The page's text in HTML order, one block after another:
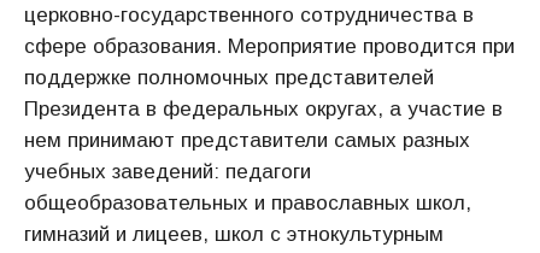
церковно-государственного сотрудничества в
сфере образования. Мероприятие проводится при
поддержке полномочных представителей
Президента в федеральных округах, а участие в
нем принимают представители самых разных
учебных заведений: педагоги
общеобразовательных и православных школ,
гимназий и лицеев, школ с этнокультурным